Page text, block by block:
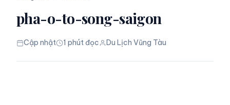
dungpha-o-to-song-saigon
Cập nhật 1 phút đọc Du Lịch Vũng Tàu